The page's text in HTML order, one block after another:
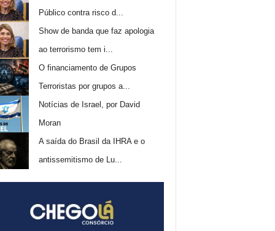
Público contra risco d...
Show de banda que faz apologia
ao terrorismo tem i...
O financiamento de Grupos
Terroristas por grupos a...
Notícias de Israel, por David
Moran
A saída do Brasil da IHRA e o
antissemitismo de Lu...